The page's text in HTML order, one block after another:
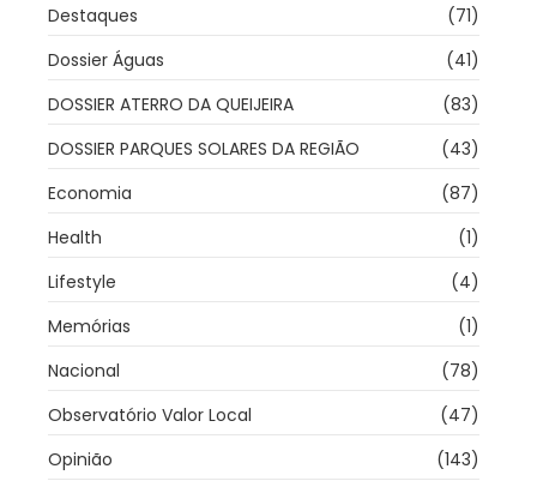
Destaques
(71)
Dossier Águas
(41)
DOSSIER ATERRO DA QUEIJEIRA
(83)
DOSSIER PARQUES SOLARES DA REGIÃO
(43)
Economia
(87)
Health
(1)
Lifestyle
(4)
Memórias
(1)
Nacional
(78)
Observatório Valor Local
(47)
Opinião
(143)